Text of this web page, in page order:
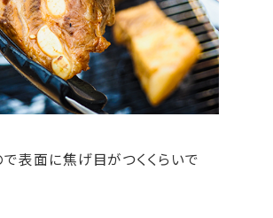
表面に焦げ目がつくくらいで